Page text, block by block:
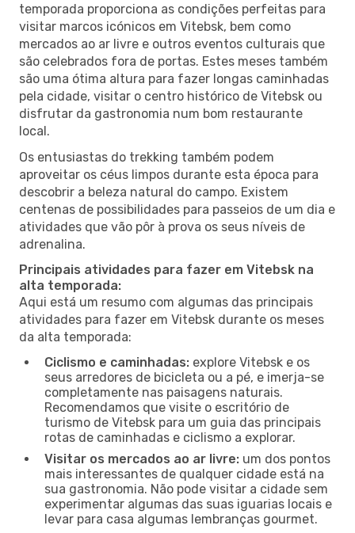
temporada proporciona as condições perfeitas para
visitar marcos icónicos em Vitebsk, bem como
mercados ao ar livre e outros eventos culturais que
são celebrados fora de portas. Estes meses também
são uma ótima altura para fazer longas caminhadas
pela cidade, visitar o centro histórico de Vitebsk ou
disfrutar da gastronomia num bom restaurante
local.
Os entusiastas do trekking também podem
aproveitar os céus limpos durante esta época para
descobrir a beleza natural do campo. Existem
centenas de possibilidades para passeios de um dia e
atividades que vão pôr à prova os seus níveis de
adrenalina.
Principais atividades para fazer em Vitebsk na
alta temporada:
Aqui está um resumo com algumas das principais
atividades para fazer em Vitebsk durante os meses
da alta temporada:
Ciclismo e caminhadas: explore Vitebsk e os
seus arredores de bicicleta ou a pé, e imerja-se
completamente nas paisagens naturais.
Recomendamos que visite o escritório de
turismo de Vitebsk para um guia das principais
rotas de caminhadas e ciclismo a explorar.
Visitar os mercados ao ar livre: um dos pontos
mais interessantes de qualquer cidade está na
sua gastronomia. Não pode visitar a cidade sem
experimentar algumas das suas iguarias locais e
levar para casa algumas lembranças gourmet.